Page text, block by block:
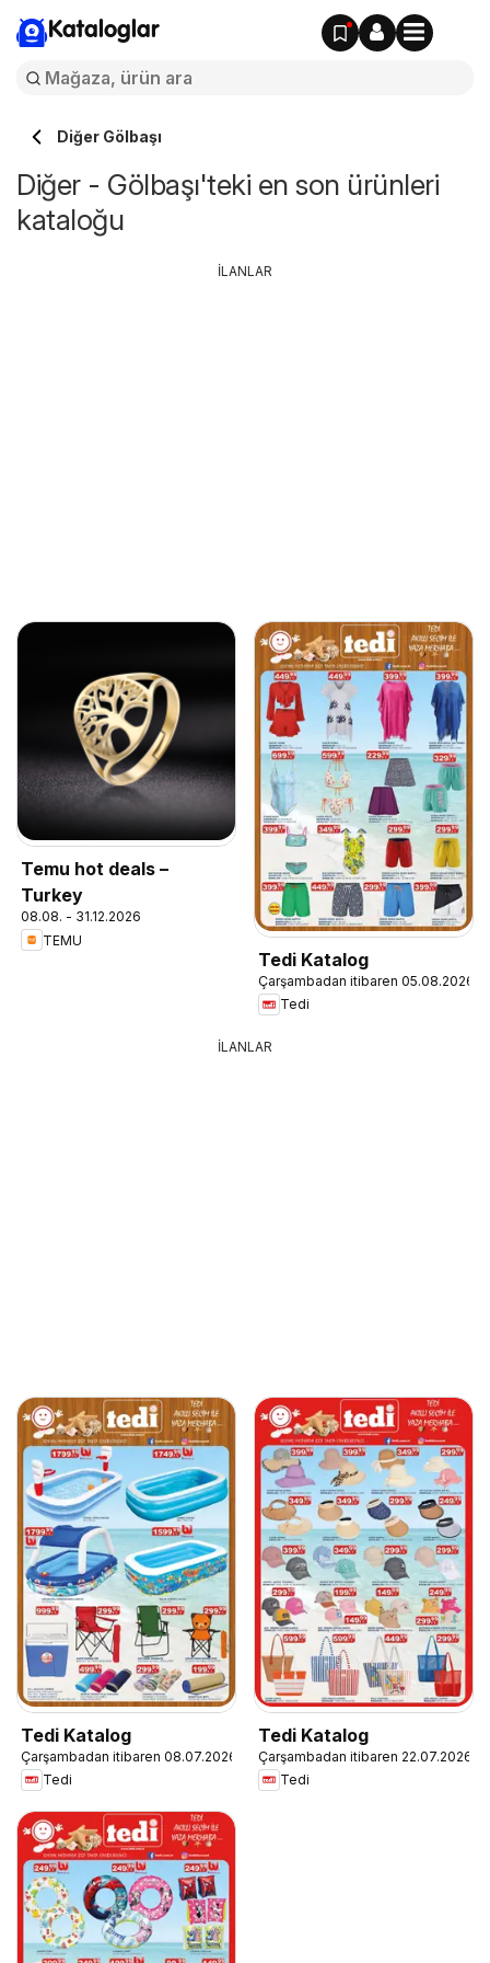
Kataloglar
Diğer Gölbaşı
Diğer - Gölbaşı'teki en son ürünleri
kataloğu
Temu hot deals –
Turkey
08.08. - 31.12.2026
TEMU
Tedi Katalog
Çarşambadan itibaren 05.08.2026
Tedi
İLANLAR
İLANLAR
Tedi Katalog
Çarşambadan itibaren 08.07.2026
Tedi
Tedi Katalog
Çarşambadan itibaren 22.07.2026
Tedi